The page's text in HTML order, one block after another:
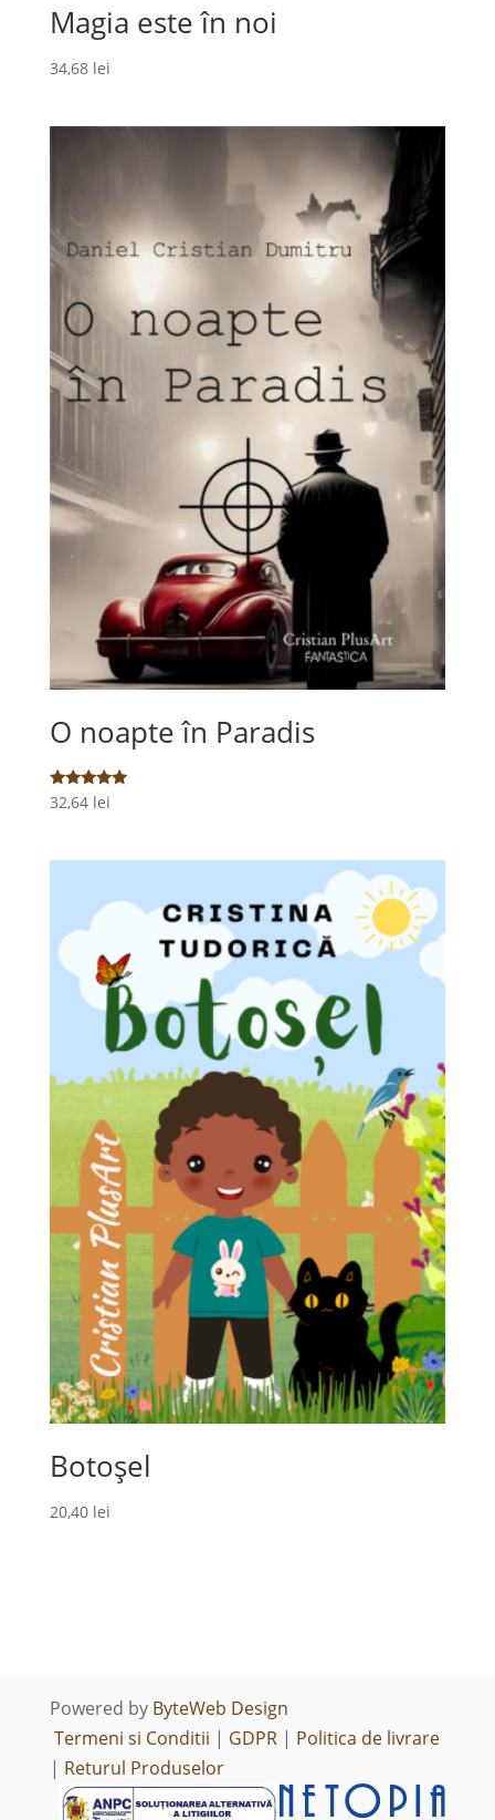
Magia este în noi
34,68 lei
O noapte în Paradis
Evaluat la
5.00
32,64 lei
Botoșel
20,40 lei
Powered by ByteWeb Design
Termeni si Conditii | GDPR| Politica de livrare
| Returul Produselor